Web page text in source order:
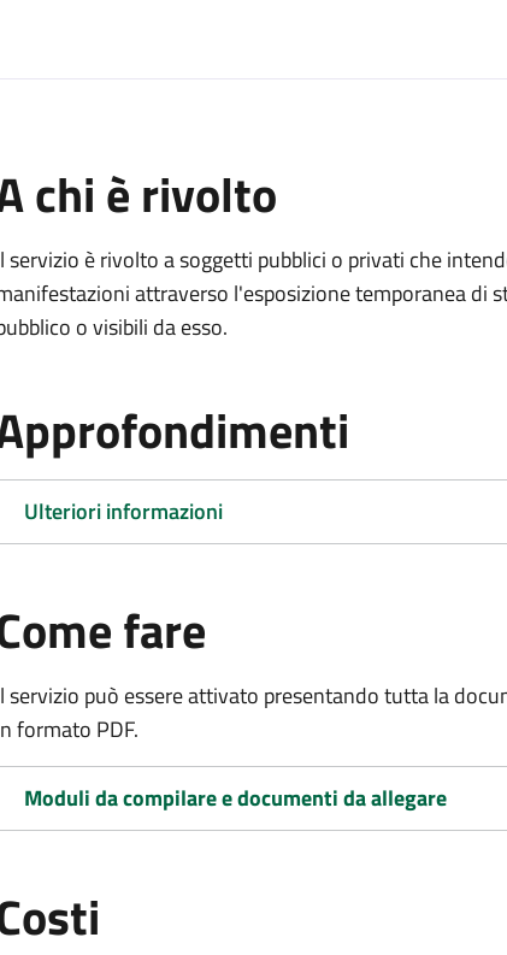
chi è rivolto
servizio è rivolto a soggetti pubblici o privati che
attraverso l'esposizione temporanea di
o visibili da esso.
Ulteriori informazioni
fare
servizio può essere attivato presentando tutta la
formato PDF.
Moduli da compilare e documenti da allegare